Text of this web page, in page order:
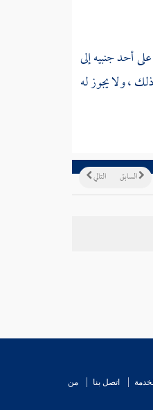
أحد جنبيه إلى
، ولا يجوز له
التالي السابق
اتصل بنا
من